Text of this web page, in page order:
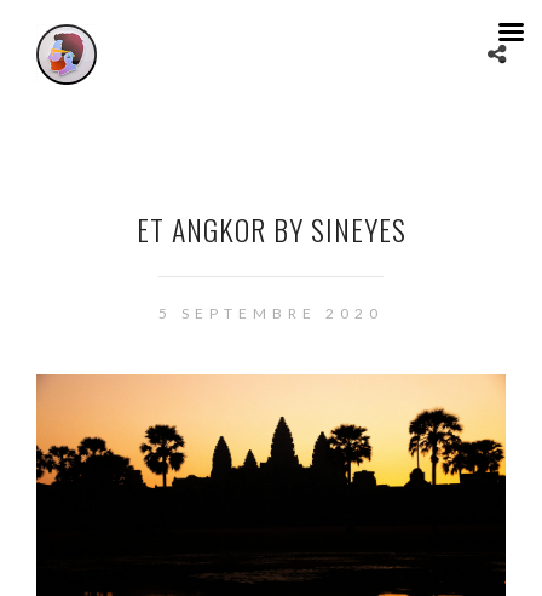
ET ANGKOR BY SINEYES
5 SEPTEMBRE 2020